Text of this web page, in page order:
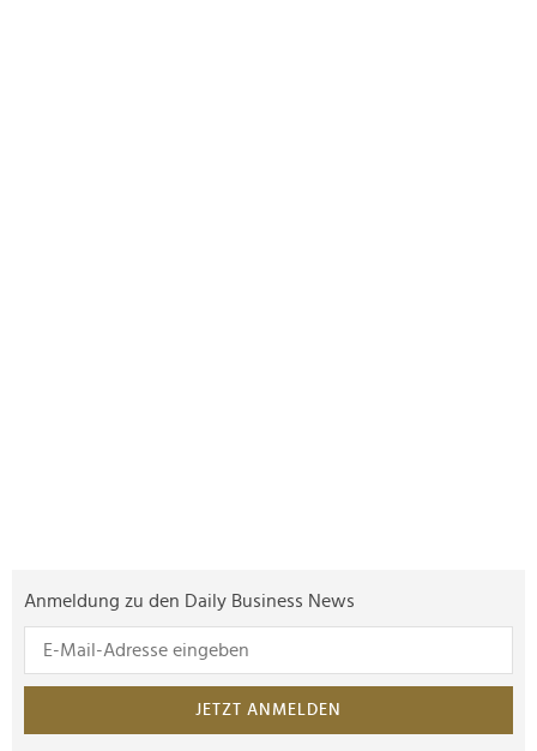
Anmeldung zu den Daily Business News
JETZT ANMELDEN